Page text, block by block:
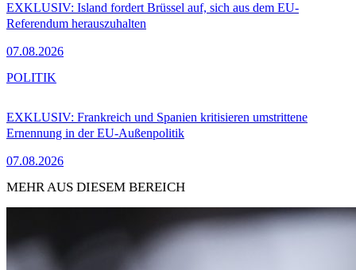
EXKLUSIV: Island fordert Brüssel auf, sich aus dem EU-
Referendum herauszuhalten
07.08.2026
EXKLUSIV: Frankreich und Spanien kritisieren umstrittene
Ernennung in der EU-Außenpolitik
07.08.2026
POLITIK
MEHR AUS DIESEM BEREICH